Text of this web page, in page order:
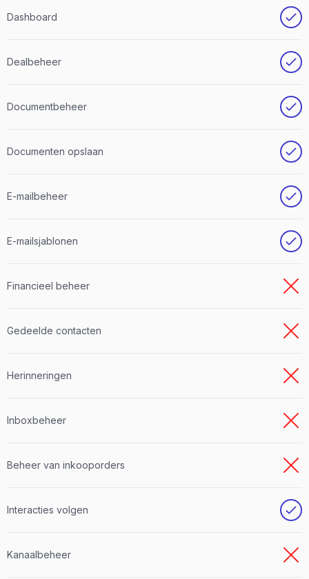
Dashboard
Dealbeheer
Documentbeheer
Documenten opslaan
E-mailbeheer
E-mailsjablonen
Financieel beheer
Gedeelde contacten
Herinneringen
Inboxbeheer
Beheer van inkooporders
Interacties volgen
Kanaalbeheer